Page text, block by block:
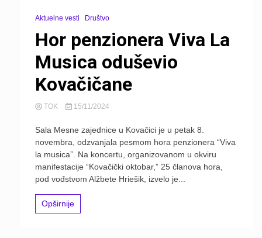
Aktuelne vesti Društvo
Hor penzionera Viva La
Musica oduševio
Kovačičane
TOK 15/11/2024
Sala Mesne zajednice u Kovačici je u petak 8.
novembra, odzvanjala pesmom hora penzionera “Viva
la musica”. Na koncertu, organizovanom u okviru
manifestacije “Kovačički oktobar,” 25 članova hora,
pod vođstvom Alžbete Hriešik, izvelo je...
Opširnije